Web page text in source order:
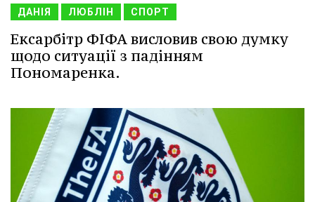
ДАНІЯ ЛЮБЛІН СПОРТ
Ексарбітр ФІФА висловив свою думку
щодо ситуації з падінням
Пономаренка.